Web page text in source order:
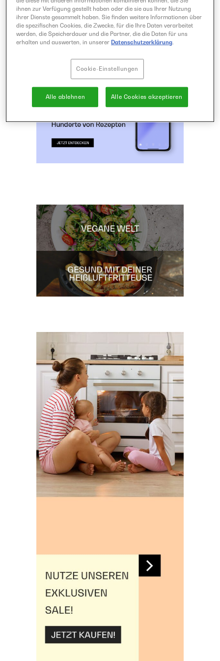
Beitragsnavigation
1 … 37 38
ihnen zur Verfügung gestellt haben oder die sie aus Ihrer Nutzung
ihrer Dienste gesammelt haben. Sie finden weitere Informationen über
die spezifischen Cookies, die Zwecke, für die Ihre Daten verarbeitet
werden, die Speicherdauer und die Partner, die die Daten für uns
erhalten und auswerten, in unserer Datenschutzerklärung
Cookie-Einstellungen
Alle ablehnen Alle Cookies akzeptieren